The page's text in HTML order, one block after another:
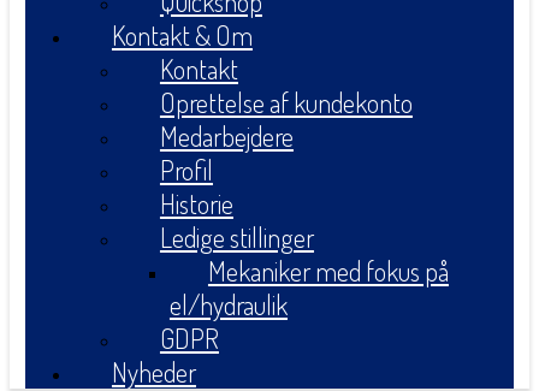
Kontakt & Om
Kontakt
Oprettelse af kundekonto
Medarbejdere
Profil
Historie
Ledige stillinger
Mekaniker med fokus på
el/hydraulik
GDPR
Nyheder